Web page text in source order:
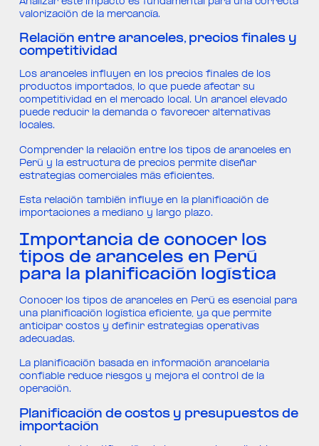
valorización de la mercancía.
Relación entre aranceles, precios finales y
competitividad
Los aranceles influyen en los precios finales de los
productos importados, lo que puede afectar su
competitividad en el mercado local. Un arancel elevado
puede reducir la demanda o favorecer alternativas
locales.
Comprender la relación entre los tipos de aranceles en
Perú y la estructura de precios permite diseñar
estrategias comerciales más eficientes.
Esta relación también influye en la planificación de
importaciones a mediano y largo plazo.
Importancia de conocer los
tipos de aranceles en Perú
para la planificación logística
Conocer los tipos de aranceles en Perú es esencial para
una planificación logística eficiente, ya que permite
anticipar costos y definir estrategias operativas
adecuadas.
La planificación basada en información arancelaria
confiable reduce riesgos y mejora el control de la
operación.
Planificación de costos y presupuestos de
importación